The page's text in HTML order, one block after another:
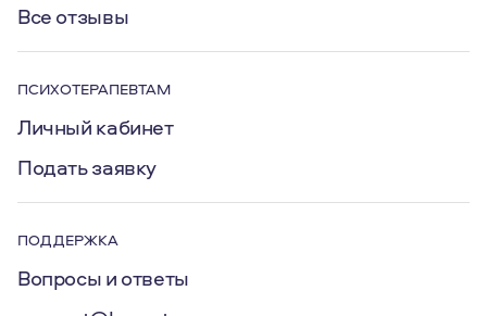
Все отзывы
ПСИХОТЕРАПЕВТАМ
Личный кабинет
Подать заявку
ПОДДЕРЖКА
Вопросы и ответы